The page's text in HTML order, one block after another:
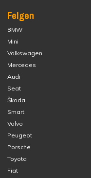
Felgen
BMW
Mini
Volkswagen
Mercedes
Audi
Seat
Škoda
Smart
Volvo
Peugeot
Porsche
Toyota
Fiat